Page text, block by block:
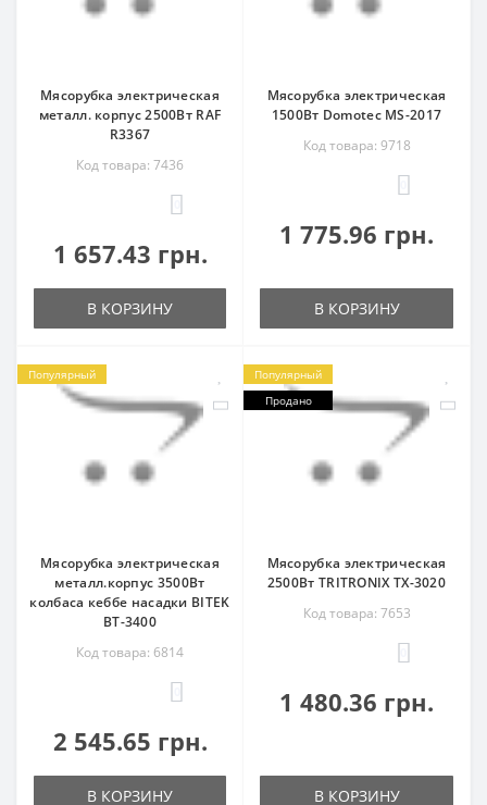
Мясорубка электрическая
металл. корпус 2500Вт RAF
R3367
Код товара: 7436
1 657.43 грн.
В КОРЗИНУ
Мясорубка электрическая
1500Вт Domotec MS-2017
Код товара: 9718
1 775.96 грн.
В КОРЗИНУ
Популярный
Мясорубка электрическая
металл.корпус 3500Вт
колбаса кеббе насадки BITEK
BT-3400
Код товара: 6814
2 545.65 грн.
В КОРЗИНУ
Популярный
Продано
Мясорубка электрическая
2500Вт TRITRONIX TX-3020
Код товара: 7653
1 480.36 грн.
В КОРЗИНУ